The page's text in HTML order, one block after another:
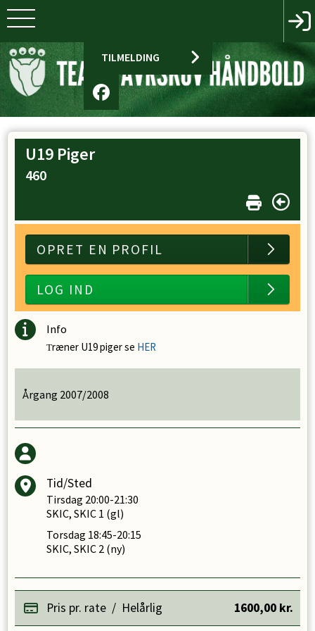
TILMELDING
U19 Piger
460
OPRET EN PROFIL
LOG IND
Info
Træner U19 piger se HER
Årgang 2007/2008
Tid/Sted
Tirsdag 20:00-21:30
SKIC, SKIC 1 (gl)
Torsdag 18:45-20:15
SKIC, SKIC 2 (ny)
Pris pr. rate / Helårlig 1600,00 kr.